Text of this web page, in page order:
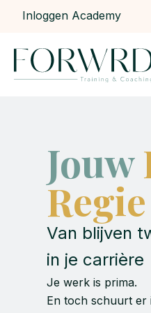
Inloggen Academy
Jouw
Regie
Van blijven
in je carrière
Je werk is prima.
En toch schuurt er